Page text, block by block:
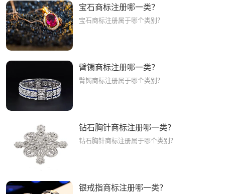
宝石商标注册哪一类？
宝石商标注册属于哪个类别?
臂镯商标注册哪一类？
臂镯商标注册属于哪个类别?
钻石胸针商标注册哪一类？
钻石胸针商标注册属于哪个类别?
银戒指商标注册哪一类？